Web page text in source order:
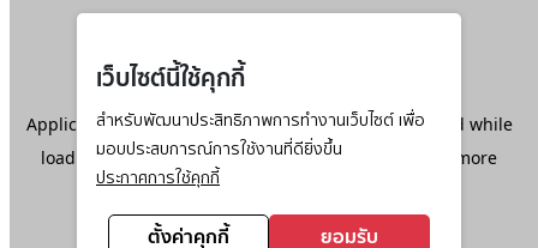
เว็บไซต์นี้ใช้คุกกี้
สำหรับพัฒนาประสิทธิภาพการทำงานเว็บไซต์ เพื่อ
มอบประสบการณ์การใช้งานที่ดียิ่งขึ้น
ประกาศการใช้คุกกี้
ตั้งค่าคุกกี้ ยอมรับ
Application error: aclient-side exception has occurred while
loadingwww.ktc.co.th(see the browser console
for more
information).